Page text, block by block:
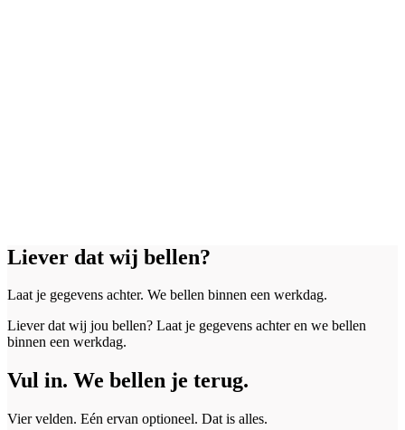
Liever dat wij bellen?
Laat je gegevens achter. We bellen binnen een werkdag.
Liever dat wij jou bellen? Laat je gegevens achter en we bellen
binnen een werkdag.
Vul in. We bellen je terug.
Vier velden. Eén ervan optioneel. Dat is alles.